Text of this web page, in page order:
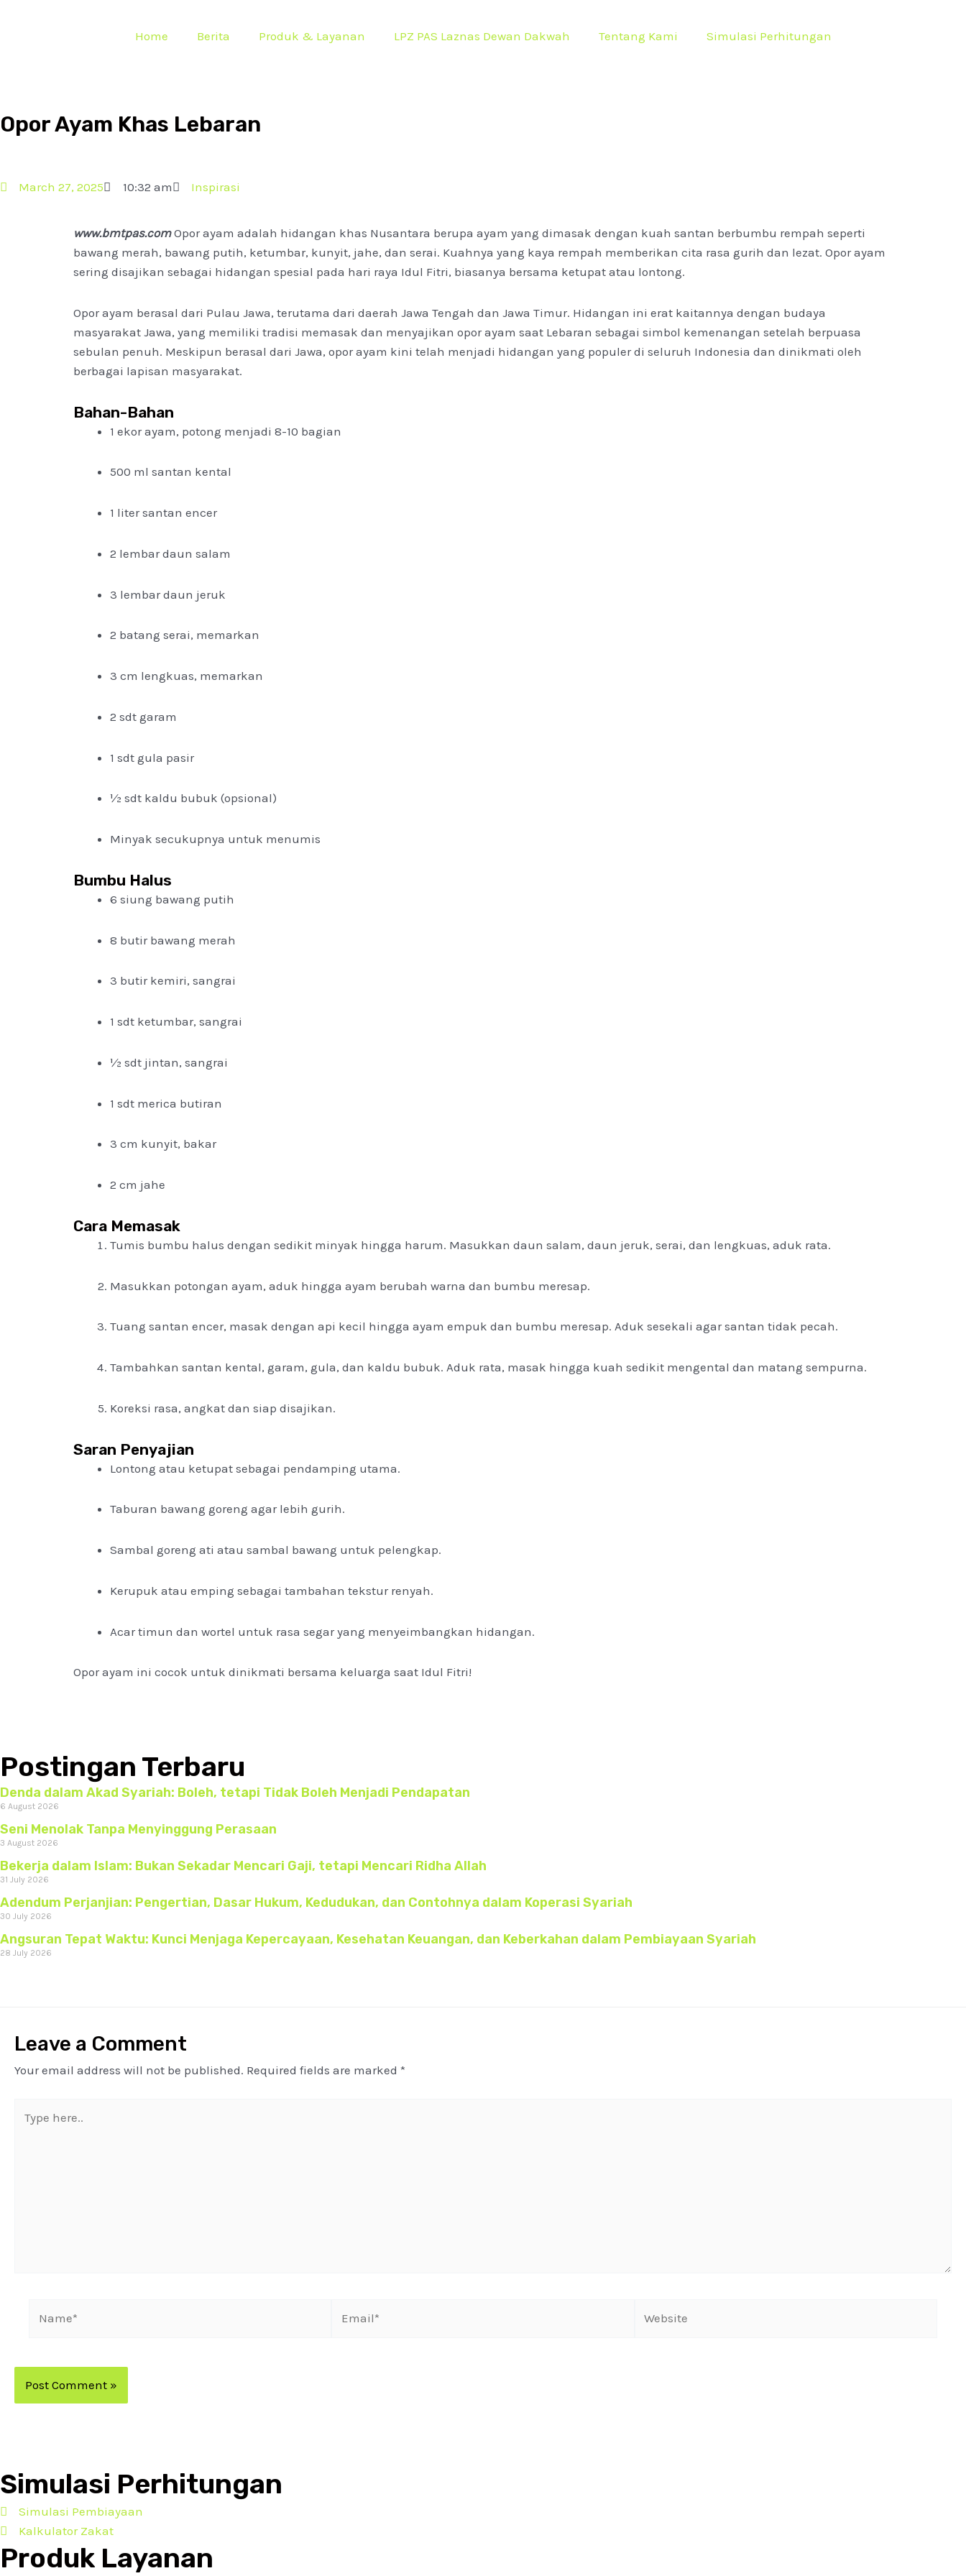
Home Berita Produk & Layanan LPZ PAS Laznas Dewan Dakwah Tentang Kami Simulasi Perhitungan
Opor Ayam Khas Lebaran
March 27, 2025 10:32 am Inspirasi
www.bmtpas.comOpor ayam adalah hidangan khas Nusantara berupa ayam yang dimasak dengan kuah santan berbumbu rempah seperti
bawang merah, bawang putih, ketumbar, kunyit, jahe, dan serai. Kuahnya yang kaya rempah memberikan cita rasa gurih dan lezat. Opor ayam
sering disajikan sebagai hidangan spesial pada hari raya Idul Fitri, biasanya bersama ketupat atau lontong.
Opor ayam berasal dari Pulau Jawa, terutama dari daerah Jawa Tengah dan Jawa Timur. Hidangan ini erat kaitannya dengan budaya
masyarakat Jawa, yang memiliki tradisi memasak dan menyajikan opor ayam saat Lebaran sebagai simbol kemenangan setelah berpuasa
sebulan penuh. Meskipun berasal dari Jawa, opor ayam kini telah menjadi hidangan yang populer di seluruh Indonesia dan dinikmati oleh
berbagai lapisan masyarakat.
Bahan-Bahan
1 ekor ayam, potong menjadi 8-10 bagian
500 ml santan kental
1 liter santan encer
2 lembar daun salam
3 lembar daun jeruk
2 batang serai, memarkan
3 cm lengkuas, memarkan
2 sdt garam
1 sdt gula pasir
½ sdt kaldu bubuk (opsional)
Minyak secukupnya untuk menumis
Bumbu Halus
6 siung bawang putih
8 butir bawang merah
3 butir kemiri, sangrai
1 sdt ketumbar, sangrai
½ sdt jintan, sangrai
1 sdt merica butiran
3 cm kunyit, bakar
2 cm jahe
Cara Memasak
Tumis bumbu halus dengan sedikit minyak hingga harum. Masukkan daun salam, daun jeruk, serai, dan lengkuas, aduk rata.
Masukkan potongan ayam, aduk hingga ayam berubah warna dan bumbu meresap.
Tuang santan encer, masak dengan api kecil hingga ayam empuk dan bumbu meresap. Aduk sesekali agar santan tidak pecah.
Tambahkan santan kental, garam, gula, dan kaldu bubuk. Aduk rata, masak hingga kuah sedikit mengental dan matang sempurna.
Koreksi rasa, angkat dan siap disajikan.
Saran Penyajian
Lontong atau ketupat sebagai pendamping utama.
Taburan bawang goreng agar lebih gurih.
Sambal goreng ati atau sambal bawang untuk pelengkap.
Kerupuk atau emping sebagai tambahan tekstur renyah.
Acar timun dan wortel untuk rasa segar yang menyeimbangkan hidangan.
Opor ayam ini cocok untuk dinikmati bersama keluarga saat Idul Fitri!
Postingan Terbaru
Denda dalam Akad Syariah: Boleh, tetapi Tidak Boleh Menjadi Pendapatan
6 August 2026
Seni Menolak Tanpa Menyinggung Perasaan
3 August 2026
Bekerja dalam Islam: Bukan Sekadar Mencari Gaji, tetapi Mencari Ridha Allah
31 July 2026
Adendum Perjanjian: Pengertian, Dasar Hukum, Kedudukan, dan Contohnya dalam Koperasi Syariah
30 July 2026
Angsuran Tepat Waktu: Kunci Menjaga Kepercayaan, Kesehatan Keuangan, dan Keberkahan dalam Pembiayaan Syariah
28 July 2026
Leave a Comment
Your email address will not be published. Required fields are marked *
Simulasi Perhitungan
Simulasi Pembiayaan
Kalkulator Zakat
Produk Layanan